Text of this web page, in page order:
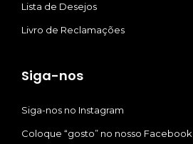
Lista de Desejos
Livro de Reclamações
Siga-nos
Siga-nos no Instagram
Coloque “gosto” no nosso Facebook